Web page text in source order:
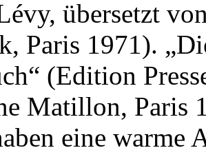
übersetzt
Paris 1971).
(Edition
Matillon, Paris
eine warme